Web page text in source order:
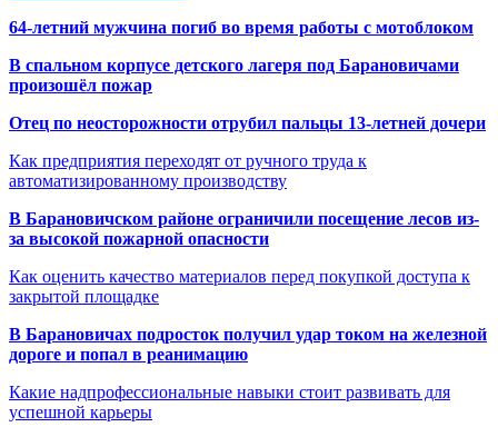
64-летний мужчина погиб во время работы с мотоблоком
В спальном корпусе детского лагеря под Барановичами
произошёл пожар
Отец по неосторожности отрубил пальцы 13-летней дочери
Как предприятия переходят от ручного труда к
автоматизированному производству
В Барановичском районе ограничили посещение лесов из-
за высокой пожарной опасности
Как оценить качество материалов перед покупкой доступа к
закрытой площадке
В Барановичах подросток получил удар током на железной
дороге и попал в реанимацию
Какие надпрофессиональные навыки стоит развивать для
успешной карьеры